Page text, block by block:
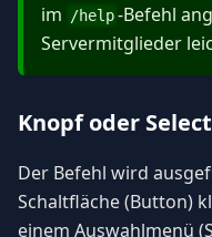
im
/help -Befehl
Servermitglieder
Knopf oder
Der Befehl wird
Schaltfläche (Button)
einem Auswahlmenü